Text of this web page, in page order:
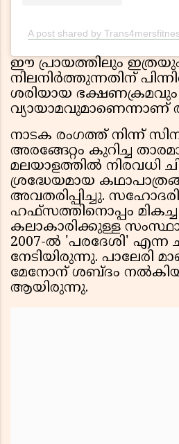
A post shared by
ഈ പ്രായത്തിലും
നിലനിർത്തുന്നതിന്
ശരിയായ ഭക്ഷണക്രമവും
വ്യായാമവുമാണെന്നാണ്
നാടക രംഗത്ത് നിന്ന്
അരങ്ങേറ്റം കുറിച്ച
മലയാളത്തിൽ നിരവധി
ശ്രദ്ധേയമായ
അവതരിപ്പിച്ചു. സഹോദരി
ഹഫ്സത്തിനൊപ്പം മികച്ച
കലാകാരിക്കുള്ള
2007-ൽ 'പരദേശി' എന്ന
നേടിയിരുന്നു. പാലേരി
മേനോന് ശബ്ദം
ആയിരുന്നു.